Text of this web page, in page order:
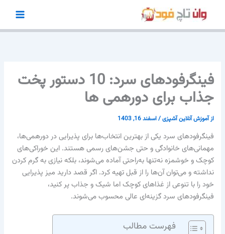
محتوا
فینگرفودهای سرد: 10 دستور پخت
جذاب برای دورهمی ها
ازآموزش آنلاین آشپزی/اسفند 16, 1403
فینگرفودهای سرد یکی از بهترین انتخاب‌ها برای پذیرایی در دورهمی‌ها،
مهمانی‌های خانوادگی و حتی جشن‌های رسمی هستند. این خوراکی‌های
کوچک و خوشمزه نه‌تنها به‌راحتی آماده می‌شوند، بلکه نیازی به گرم کردن
نداشته و می‌توان آن‌ها را از قبل تهیه کرد. اگر قصد دارید میز پذیرایی
خود را با تنوعی از غذاهای کوچک اما شیک و جذاب پر کنید،
فینگرفودهای سرد گزینه‌ای عالی محسوب می‌شوند.
فهرست مطالب